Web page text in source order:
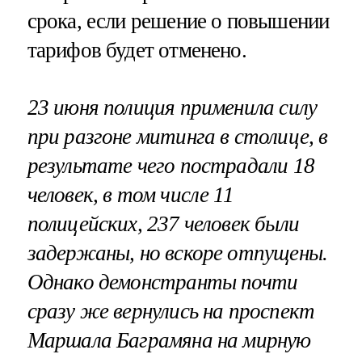
срока, если решение о повышении
тарифов будет отменено.
23 июня полиция применила силу
при разгоне митинга в столице, в
результате чего пострадали 18
человек, в том числе 11
полицейских, 237 человек были
задержаны, но вскоре отпущены.
Однако демонстранты почти
сразу же вернулись на проспект
Маршала Баграмяна на мирную